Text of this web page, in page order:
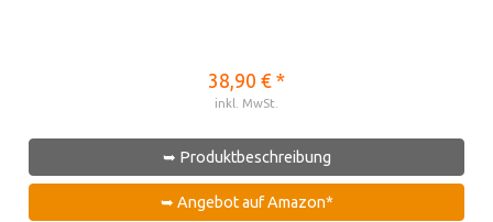
38,90 € *
inkl. MwSt.
➥ Produktbeschreibung
➥ Angebot auf Amazon*